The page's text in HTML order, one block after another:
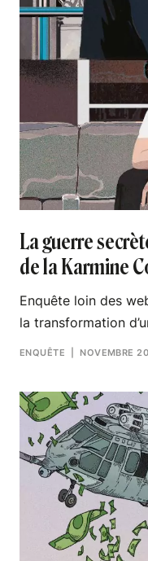
La guerre
de la Karmine
Enquête loin des
la transformation
ENQUÊTE | NOVEMBRE